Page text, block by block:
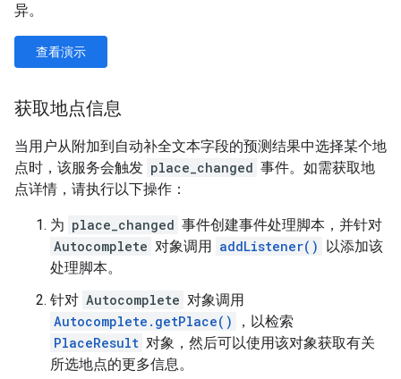
异。
查看演示
获取地点信息
当用户从附加到自动补全文本字段的预测结果中选择某个地
点时，该服务会触发 place_changed 事件。如需获取地
点详情，请执行以下操作：
为 place_changed 事件创建事件处理脚本，并针对
Autocomplete 对象调用 addListener() 以添加该
处理脚本。
针对 Autocomplete 对象调用
Autocomplete.getPlace()
，以检索
PlaceResult 对象，然后可以使用该对象获取有关
所选地点的更多信息。